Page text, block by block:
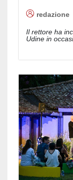
redazione
Il rettore ha
Udine in